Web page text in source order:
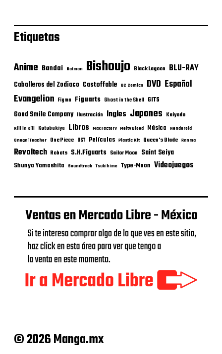
Etiquetas
Anime Bandai Batman Bishoujo Black Lagoon BLU-RAY
Caballeros del Zodiaco Castoffable DC Comics DVD Español
Evangelion Figma Figuarts Ghost in the Shell GITS
Good Smile Company Ilustración Ingles Japones Kaiyodo
Kill la Kill Kotobukiya Libros Max Factory Melty Blood Música Nendoroid
Onegai Teacher One Piece OST Películas Plastic Kit Queen's Blade Ranma
Revoltech Robots S.H.Figuarts Sailor Moon Saint Seiya
Shunya Yamashita Soundtrack Tsukihime Type-Moon Videojuegos
© 2026 Manga.mx